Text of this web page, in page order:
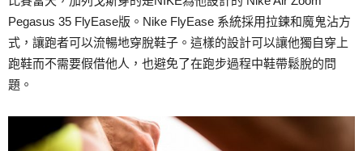
Pegasus 35 FlyEase版。Nike FlyEase 系統採用拉鍊和魔鬼沾方
式，讓跑者可以流暢地穿脫鞋子。這樣的設計可以讓他獨自穿上
跑鞋而不需要假借他人，也避免了在跑步過程中鞋帶鬆脫的問
題。